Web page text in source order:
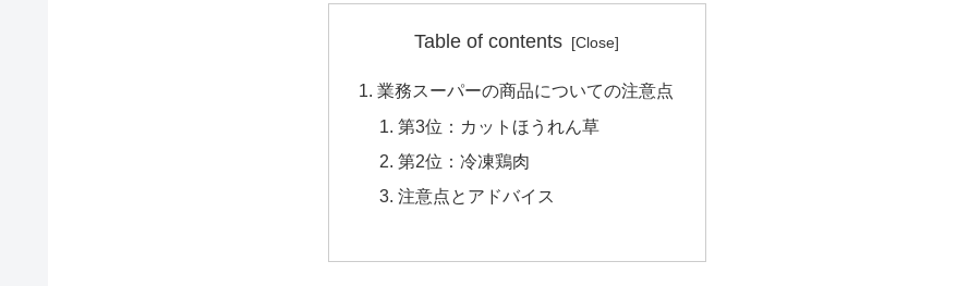
Table of contents
業務スーパーの商品についての注意点
第3位：カットほうれん草
第2位：冷凍鶏肉
注意点とアドバイス